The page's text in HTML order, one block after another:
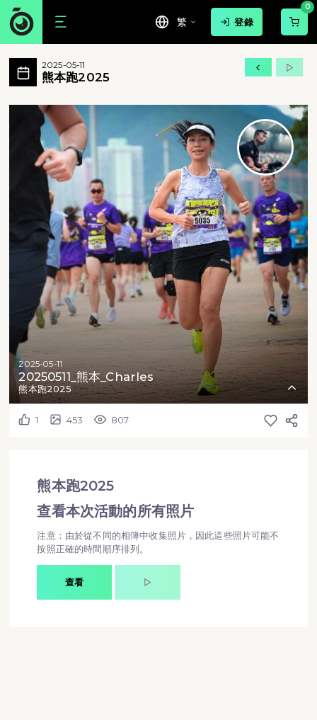
繁 登錄
0
熊本跑2025 活動相簿 MovePic
熊本跑2025 所有相片
熊本跑2025 - 熊本跑2025
2025-05-11
熊本跑2025
2025-05-11
20250511_熊本_Charles
熊本跑2025
1 453 807
熊本跑2025
查看本次活動的所有照片
注意：由於從不同的相簿中收集照片，因此這些照片可能不
按照正確的時間順序排列。
查看